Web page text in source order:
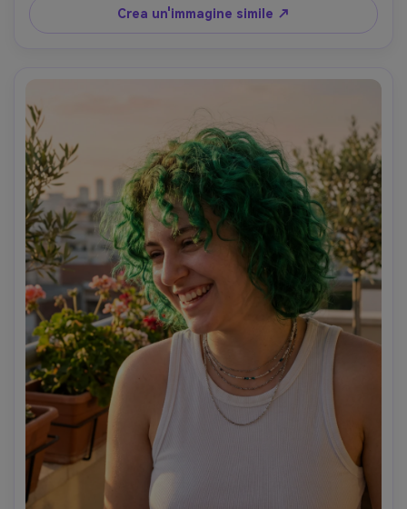
tre quarti, umore romantico gotico, struttura realistica
della pelle, dettaglio dei capelli nitidi, alta risoluzione- -ar
Crea un'immagine simile ↗